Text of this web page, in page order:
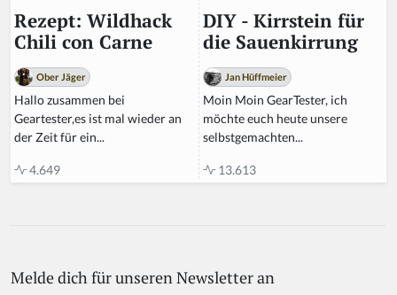
Rezept: Wildhack
Chili con Carne
Ober Jäger
Hallo zusammen bei
Geartester,es ist mal wieder an
der Zeit für ein...
4.649
DIY - Kirrstein für
die Sauenkirrung
Jan Hüffmeier
Moin Moin GearTester, ich
möchte euch heute unsere
selbstgemachten...
13.613
Melde dich für unseren Newsletter an